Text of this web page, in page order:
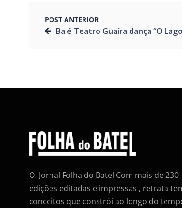
POST ANTERIOR
Balé Teatro Guaíra dança “O Lago dos
O Jornal Folha do Batel Com mais de 230
edições editadas e impressas , retrata
conceitos que constrói ao longo do